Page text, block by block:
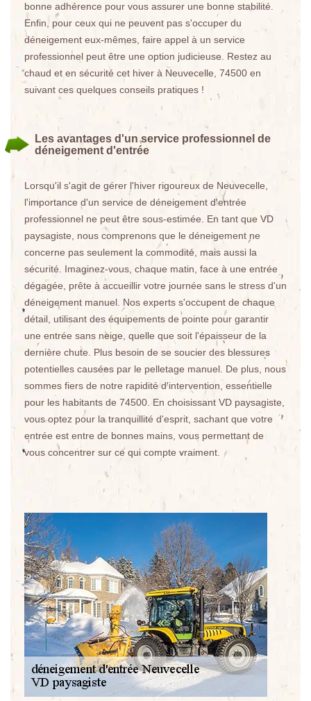
bonne adhérence pour vous assurer une bonne stabilité.
Enfin, pour ceux qui ne peuvent pas s'occuper du
déneigement eux-mêmes, faire appel à un service
professionnel peut être une option judicieuse. Restez au
chaud et en sécurité cet hiver à Neuvecelle, 74500 en
suivant ces quelques conseils pratiques !
Les avantages d'un service professionnel de
déneigement d'entrée
Lorsqu'il s'agit de gérer l'hiver rigoureux de Neuvecelle,
l'importance d'un service de déneigement d'entrée
professionnel ne peut être sous-estimée. En tant que VD
paysagiste, nous comprenons que le déneigement ne
concerne pas seulement la commodité, mais aussi la
sécurité. Imaginez-vous, chaque matin, face à une entrée
dégagée, prête à accueillir votre journée sans le stress d'un
déneigement manuel. Nos experts s'occupent de chaque
détail, utilisant des équipements de pointe pour garantir
une entrée sans neige, quelle que soit l'épaisseur de la
dernière chute. Plus besoin de se soucier des blessures
potentielles causées par le pelletage manuel. De plus, nous
sommes fiers de notre rapidité d'intervention, essentielle
pour les habitants de 74500. En choisissant VD paysagiste,
vous optez pour la tranquillité d'esprit, sachant que votre
entrée est entre de bonnes mains, vous permettant de
vous concentrer sur ce qui compte vraiment.